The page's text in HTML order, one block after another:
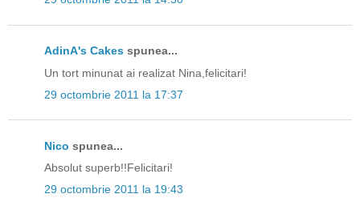
AdinA's Cakes spunea...
Un tort minunat ai realizat Nina,felicitari!
29 octombrie 2011 la 17:37
Nico spunea...
Absolut superb!!Felicitari!
29 octombrie 2011 la 19:43